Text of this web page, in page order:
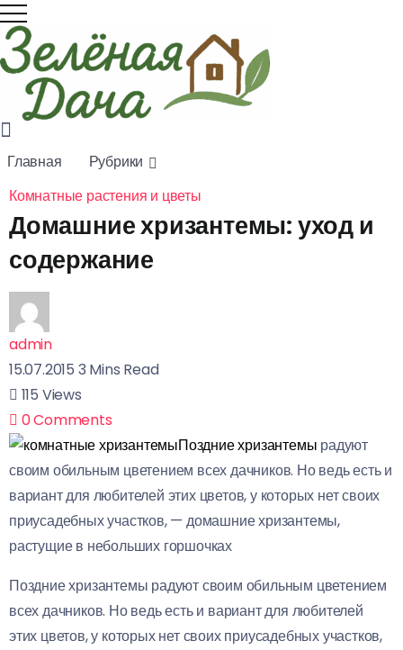
Советы
по
выращи
редиса
весной:
гайд для
богатого
урожая
01.08.2026
Тестовы
й ключ
для
проверк
и
Главная
Рубрики
Комнатные растения и цветы
Домашние хризантемы: уход и
содержание
admin
15.07.2015 3 Mins Read
115 Views
0Comments
Поздние хризантемы радуют
своим обильным цветением всех дачников. Но ведь есть и
вариант для любителей этих цветов, у которых нетсвоих
приусадебных участков, — домашние хризантемы,
растущие в небольших горшочках
Поздние хризантемы радуют своим обильным цветением
всех дачников. Но ведь есть и вариант для любителей
этих цветов, у которых нет своих приусадебных участков,